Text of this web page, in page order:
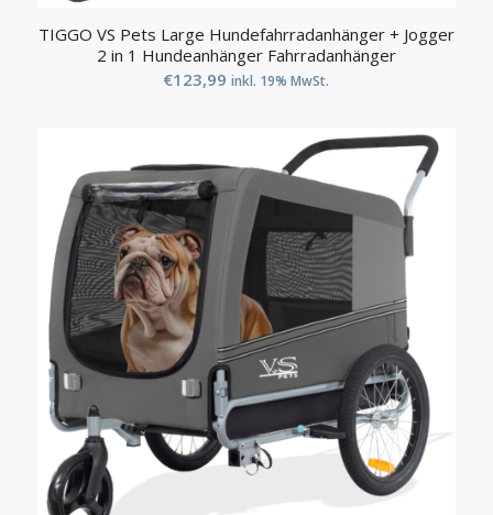
TIGGO VS Pets Large Hundefahrradanhänger + Jogger
2 in 1 Hundeanhänger Fahrradanhänger
€123,99 inkl. 19% MwSt.